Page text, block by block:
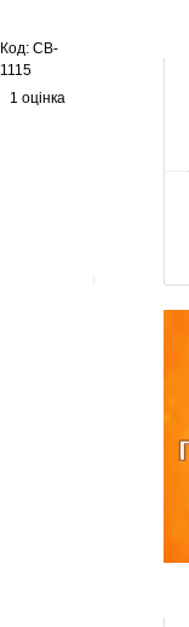
Код: CB-
1115
1 оцінка